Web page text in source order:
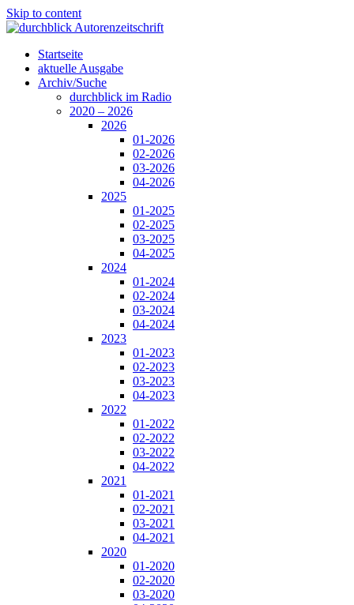
Skip to content
Startseite
aktuelle Ausgabe
Archiv/Suche
durchblick im Radio
2020 – 2026
2026
01-2026
02-2026
03-2026
04-2026
2025
01-2025
02-2025
03-2025
04-2025
2024
01-2024
02-2024
03-2024
04-2024
2023
01-2023
02-2023
03-2023
04-2023
2022
01-2022
02-2022
03-2022
04-2022
2021
01-2021
02-2021
03-2021
04-2021
2020
01-2020
02-2020
03-2020